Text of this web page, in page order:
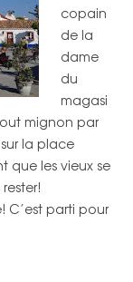
copain
de la
dame
du
magasi
mignon par
la place
que les vieux se
C’est parti pour